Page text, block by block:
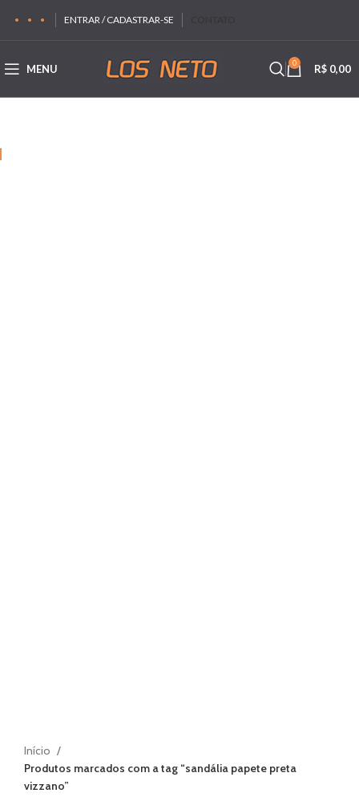
ENTRAR / CADASTRAR-SE
MENU 0 R$ 0,00
Início
Produtos marcados com a tag “sandália papete preta
vizzano”